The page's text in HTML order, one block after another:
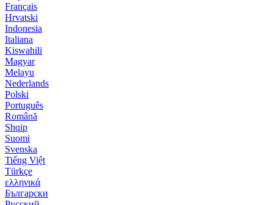
Français
Hrvatski
Indonesia
Italiana
Kiswahili
Magyar
Melayu
Nederlands
Polski
Português
Română
Shqip
Suomi
Svenska
Tiếng Việt
Türkçe
ελληνικά
Български